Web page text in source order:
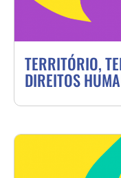
TERRITÓRIO,
DIREITOS